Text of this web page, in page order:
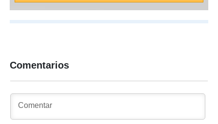
Comentarios